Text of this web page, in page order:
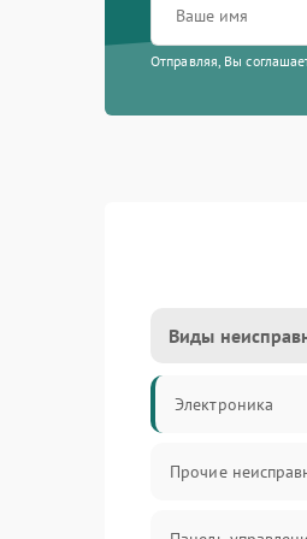
Отправляя, Вы
Виды
Электроника
Прочие